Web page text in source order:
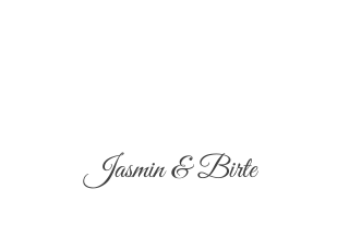
Jasmin & Birte